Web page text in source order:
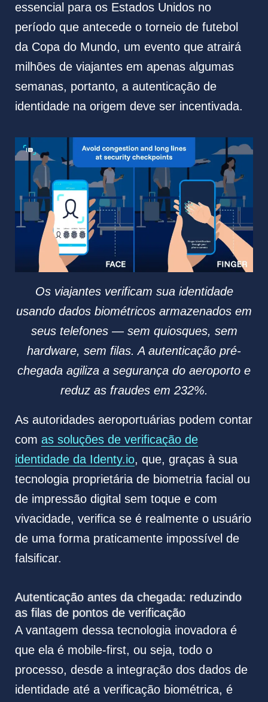
essencial para os Estados Unidos no
período que antecede o torneio de futebol
da Copa do Mundo, um evento que atrairá
milhões de viajantes em apenas algumas
semanas, portanto, a autenticação de
identidade na origem deve ser incentivada.
Os viajantes verificam sua identidade
usando dados biométricos armazenados em
seus telefones — sem quiosques, sem
hardware, sem filas. A autenticação pré-
chegada agiliza a segurança do aeroporto e
reduz as fraudes em 232%.
As autoridades aeroportuárias podem contar
com as soluções de verificação de
identidade da Identy.io, que, graças à sua
tecnologia proprietária de biometria facial ou
de impressão digital sem toque e com
vivacidade, verifica se é realmente o usuário
de uma forma praticamente impossível de
falsificar.
Autenticação antes da chegada: reduzindo
as filas de pontos de verificação
A vantagem dessa tecnologia inovadora é
que ela é mobile-first, ou seja, todo o
processo, desde a integração dos dados de
identidade até a verificação biométrica, é